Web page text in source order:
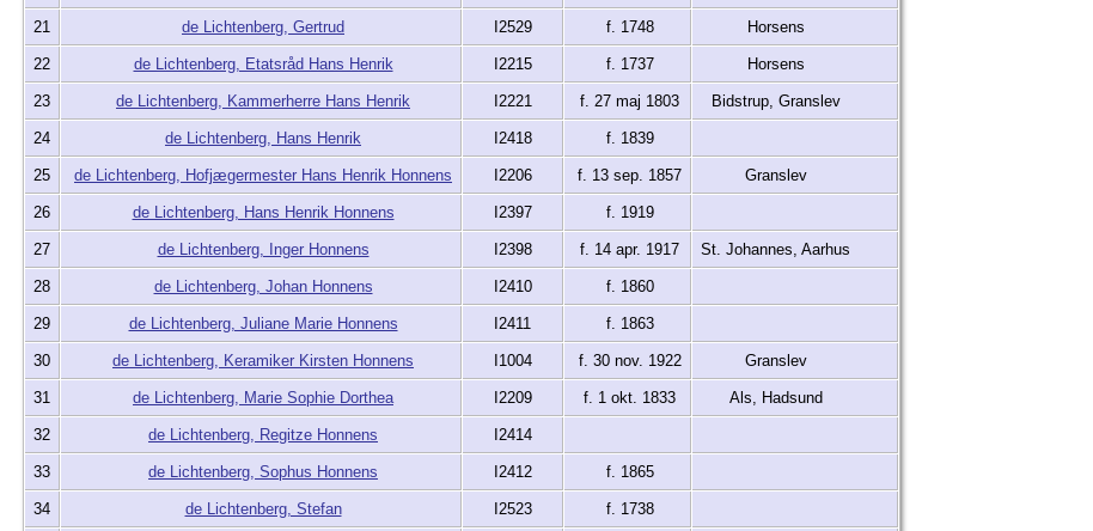
21 de Lichtenberg, Gertrud I2529 f. 1748 Horsens
22 de Lichtenberg, Etatsråd Hans Henrik I2215 f. 1737 Horsens
23 de Lichtenberg, Kammerherre Hans Henrik I2221 f. 27 maj 1803 Bidstrup, Granslev
24 de Lichtenberg, Hans Henrik I2418 f. 1839
25 de Lichtenberg, Hofjægermester Hans Henrik Honnens I2206 f. 13 sep. 1857 Granslev
26 de Lichtenberg, Hans Henrik Honnens I2397 f. 1919
27 de Lichtenberg, Inger Honnens I2398 f. 14 apr. 1917 St. Johannes, Aarhus
28 de Lichtenberg, Johan Honnens I2410 f. 1860
29 de Lichtenberg, Juliane Marie Honnens I2411 f. 1863
30 de Lichtenberg, Keramiker Kirsten Honnens I1004 f. 30 nov. 1922 Granslev
31 de Lichtenberg, Marie Sophie Dorthea I2209 f. 1 okt. 1833 Als, Hadsund
32 de Lichtenberg, Regitze Honnens I2414
33 de Lichtenberg, Sophus Honnens I2412 f. 1865
34 de Lichtenberg, Stefan I2523 f. 1738